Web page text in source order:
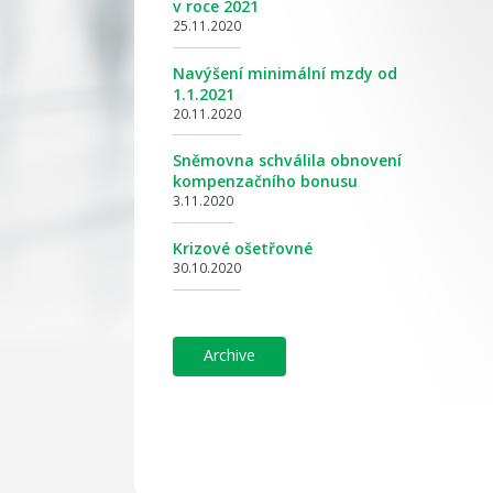
v roce 2021
25.11.2020
Navýšení minimální mzdy od
1.1.2021
20.11.2020
Sněmovna schválila obnovení
kompenzačního bonusu
3.11.2020
Krizové ošetřovné
30.10.2020
archive